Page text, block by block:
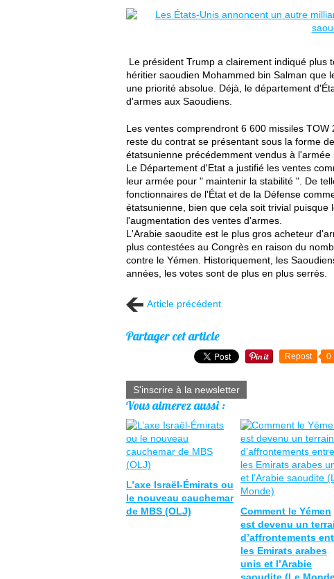
Le président Trump a clairement indiqué
héritier saoudien Mohammed bin Salman que
une priorité absolue. Déjà, le département
d'armes aux Saoudiens.
Les ventes comprendront 6 600 missiles
reste du contrat se présentant sous la forme
étatsunienne précédemment vendus à l'armée
Le Département d'Etat a justifié les ventes
leur armée pour " maintenir la stabilité ". De
fonctionnaires de l'État et de la Défense
étatsunienne, bien que cela soit trivial
l'augmentation des ventes d'armes.
L'Arabie saoudite est le plus gros acheteur
plus contestées au Congrès en raison du
contre le Yémen. Historiquement, les
années, les votes sont de plus en plus serrés.
Article précédent
Partager cet article
Repost 0
S'inscrire à la newsletter
Vous aimerez aussi :
L’axe Israël-Émirats ou
le nouveau cauchemar
de MBS (OLJ)
Comment le Yémen
est devenu un
d’affrontements
les Emirats arabes
unis et l’Arabie